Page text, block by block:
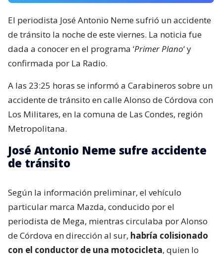
El periodista José Antonio Neme sufrió un accidente
de tránsito la noche de este viernes. La noticia fue
dada a conocer en el programa ‘Primer Plano‘ y
confirmada por La Radio.
A las 23:25 horas se informó a Carabineros sobre un
accidente de tránsito en calle Alonso de Córdova con
Los Militares, en la comuna de Las Condes, región
Metropolitana.
José Antonio Neme sufre accidente
de tránsito
Según la información preliminar, el vehículo
particular marca Mazda, conducido por el
periodista de Mega, mientras circulaba por Alonso
de Córdova en dirección al sur, habría colisionado
con el conductor de una motocicleta, quien lo